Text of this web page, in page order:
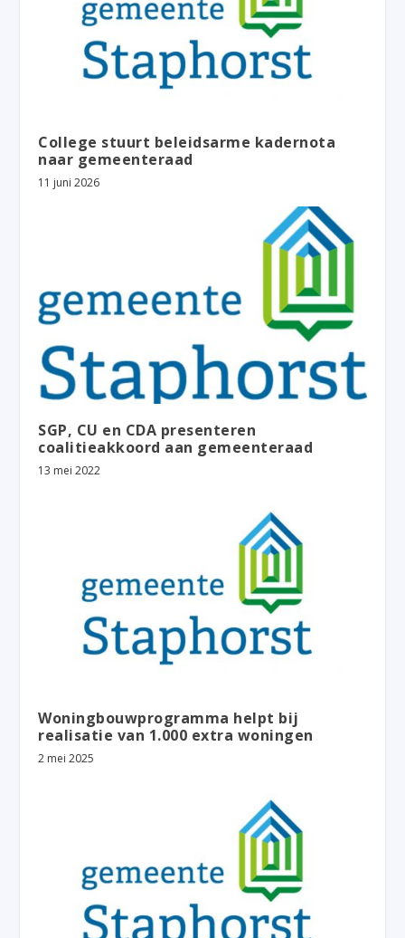
College stuurt beleidsarme kadernota
naar gemeenteraad
11 juni 2026
SGP, CU en CDA presenteren
coalitieakkoord aan gemeenteraad
13 mei 2022
Woningbouwprogramma helpt bij
realisatie van 1.000 extra woningen
2 mei 2025